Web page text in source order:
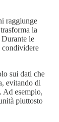
raggiunge
la
le
condividere
sui dati che
evitando di
Ad esempio,
piuttosto